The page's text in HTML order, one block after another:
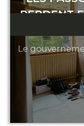
PERDENT
Le